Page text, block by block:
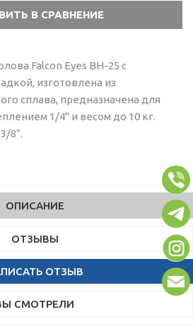
Falcon Eyes ВН-25 с
изготовлена из
сплава, предназначена для
1/4" и весом до 10 кг.
8”.
ОПИСАНИЕ
ОТЗЫВЫ
ОТЗЫВ
СМОТРЕЛИ